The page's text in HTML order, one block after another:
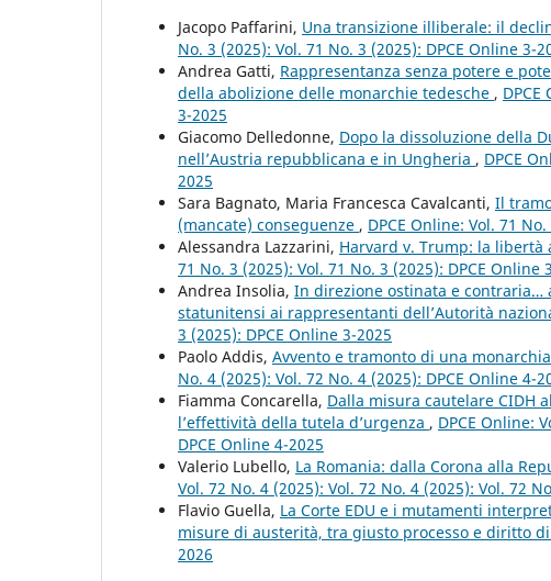
Jacopo Paffarini, Una transizione illiberale: il
No. 3 (2025): Vol. 71 No. 3 (2025): DPCE Online 3-
Andrea Gatti, Rappresentanza senza potere e
della abolizione delle monarchie tedesche ,
3-2025
Giacomo Delledonne, Dopo la dissoluzione della
nell’Austria repubblicana e in Ungheria , DPCE
2025
Sara Bagnato, Maria Francesca Cavalcanti, Il
(mancate) conseguenze , DPCE Online: Vol. 71
Alessandra Lazzarini, Harvard v. Trump: la libertà
71 No. 3 (2025): Vol. 71 No. 3 (2025): DPCE Online
Andrea Insolia, In direzione ostinata e contraria…
statunitensi ai rappresentanti dell’Autorità
3 (2025): DPCE Online 3-2025
Paolo Addis, Avvento e tramonto di una
No. 4 (2025): Vol. 72 No. 4 (2025): DPCE Online 4-
Fiamma Concarella, Dalla misura cautelare CIDH
l’effettività della tutela d’urgenza , DPCE Online:
DPCE Online 4-2025
Valerio Lubello, La Romania: dalla Corona alla
Vol. 72 No. 4 (2025): Vol. 72 No. 4 (2025): Vol. 72
Flavio Guella, La Corte EDU e i mutamenti
misure di austerità, tra giusto processo e diritto
2026